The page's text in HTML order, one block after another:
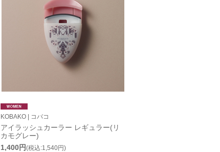
KOBAKO | コバコ
アイラッシュカーラー レギュラー(リ
カモグレー)
1,400円(税込:1,540円)